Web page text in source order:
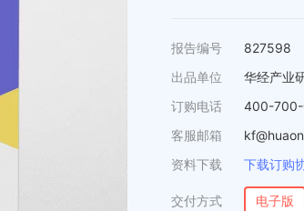
报告编号
827598
出品单位
华经产业
订购电话
400-
客服邮箱
资料下载
下载订购
交付方式 电子版